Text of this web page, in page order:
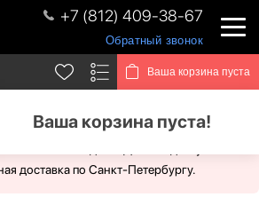
+7 (812) 409-38-67
Обратный звонок
Ваша корзина пуста
Ваша корзина пуста!
без выходных. Для Вас доступен
доставка по Санкт-Петербургу.